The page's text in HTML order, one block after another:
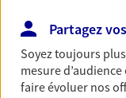
votre vie avec
notre solution
spécialement
Découvrir l'offre
Partagez
Soyez toujours
mesure
faire évoluer nos